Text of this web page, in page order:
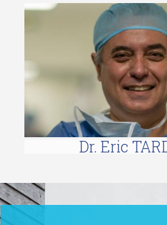
ERIC TARDAT
Dr. Eric